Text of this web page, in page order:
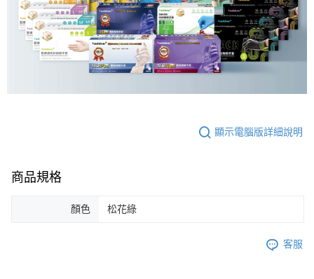
顯示電腦版詳細說明
商品規格
顏色 松花綠
客服